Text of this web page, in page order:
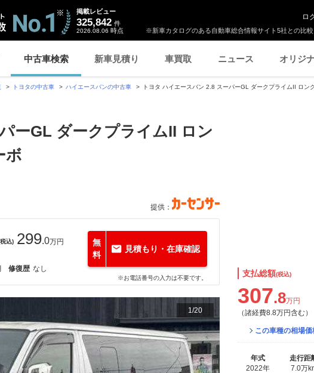
※新車カタログのある自動車総合情報サイト5社との比較
掲載レビュー
325,842 件
2026.08.06 時点
ロ
中古車検索 新車見積り 車買取 ニュース オリジ
トヨタの中古車 ハイエースバンの中古車
トヨタ ハイエースバン 2.8 スーパーGL ダークプライムII ロン
ーGL ダークプライムII ロン
ボ
提供：
込) 299.0万円
修復歴 なし
無
料
見積もり・在庫確認
※お電話番号の入力は不要です。
1/20
支払総額(税込)
307.8万円
（諸経費8.8万円含む）
この車種の相場価
年式
2022年
走行距
7.0万